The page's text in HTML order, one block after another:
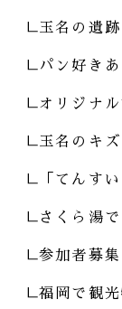
玉名の遺
パン好き
オリジナ
玉名のキ
「てんす
さくら湯
参加者募
福岡で観